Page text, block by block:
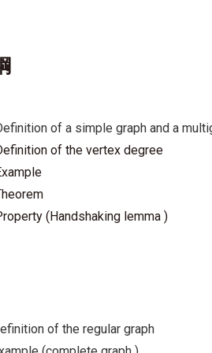
of a simple graph and a
of the vertex degree
(Handshaking lemma )
of the regular graph